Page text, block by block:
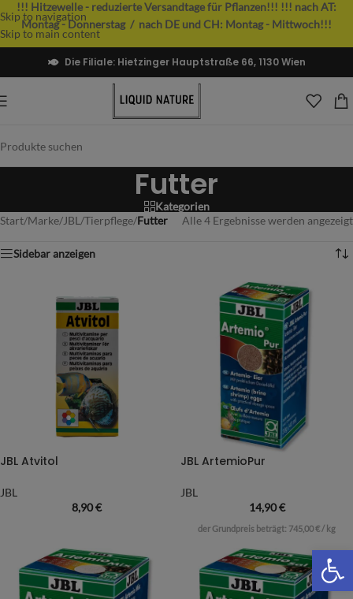
Skip to navigation
Skip to main content
!!! Hitzewelle - reduzierte Versandtage für Pflanzen!!! !!! nach AT:
Montag - Donnerstag / nach DE und CH: Montag - Mittwoch!!!
Die Filiale: Hietzinger Hauptstraße 66, 1130 Wien
Futter
Kategorien
Start/Marke/JBL /Tierpflege/Futter Alle 4 Ergebnisse werden angezeigt
Sidebar anzeigen
JBL Atvitol
JBL
8,90€
JBL ArtemioPur
JBL
14,90€
der Grundpreis beträgt: 745,00€/ kg